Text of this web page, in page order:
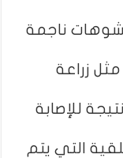
ناجمة
زراعة
للإصابة
التي يتم